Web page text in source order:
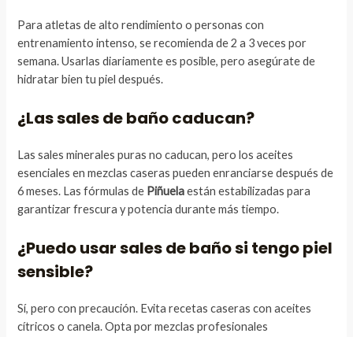
Para atletas de alto rendimiento o personas con
entrenamiento intenso, se recomienda de 2 a 3 veces por
semana. Usarlas diariamente es posible, pero asegúrate de
hidratar bien tu piel después.
¿Las sales de baño caducan?
Las sales minerales puras no caducan, pero los aceites
esenciales en mezclas caseras pueden enranciarse después de
6 meses. Las fórmulas de Piñuelaestán estabilizadas para
garantizar frescura y potencia durante más tiempo.
¿Puedo usar sales de baño si tengo piel
sensible?
Sí, pero con precaución. Evita recetas caseras con aceites
cítricos o canela. Opta por mezclas profesionales